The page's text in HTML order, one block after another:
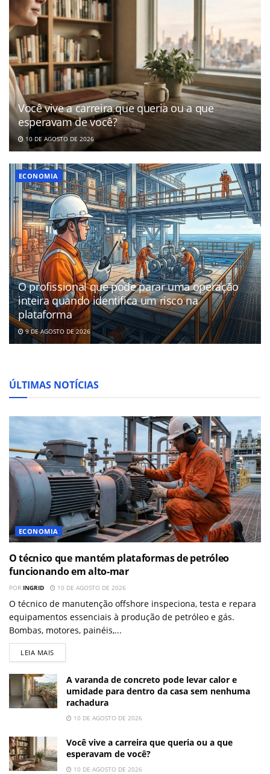
Você vive a carreira que queria ou a que
esperavam de você?
10 DE AGOSTO DE 2026
ECONOMIA
O profissional que pode parar uma operação
inteira quando identifica um risco na
plataforma
9 DE AGOSTO DE 2026
ÚLTIMAS NOTÍCIAS
ECONOMIA
O técnico que mantém plataformas de petróleo
funcionando em alto-mar
POR INGRID 10 DE AGOSTO DE 2026
O técnico de manutenção offshore inspeciona, testa e repara
equipamentos essenciais à produção de petróleo e gás.
Bombas, motores, painéis,...
LEIA MAIS
A varanda de concreto pode levar calor e
umidade para dentro da casa sem nenhuma
rachadura
10 DE AGOSTO DE 2026
Você vive a carreira que queria ou a que
esperavam de você?
10 DE AGOSTO DE 2026